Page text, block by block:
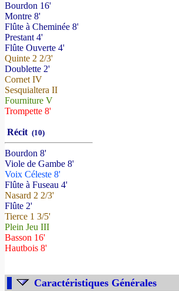
Bourdon 16'
Montre 8'
Flûte à Cheminée 8'
Prestant 4'
Flûte Ouverte 4'
Quinte 2 2/3'
Doublette 2'
Cornet IV
Sesquialtera II
Fourniture V
Trompette 8'
Récit (10)
Bourdon 8'
Viole de Gambe 8'
Voix Céleste 8'
Flûte à Fuseau 4'
Nasard 2 2/3'
Flûte 2'
Tierce 1 3/5'
Plein Jeu III
Basson 16'
Hautbois 8'
Caractéristiques Générales